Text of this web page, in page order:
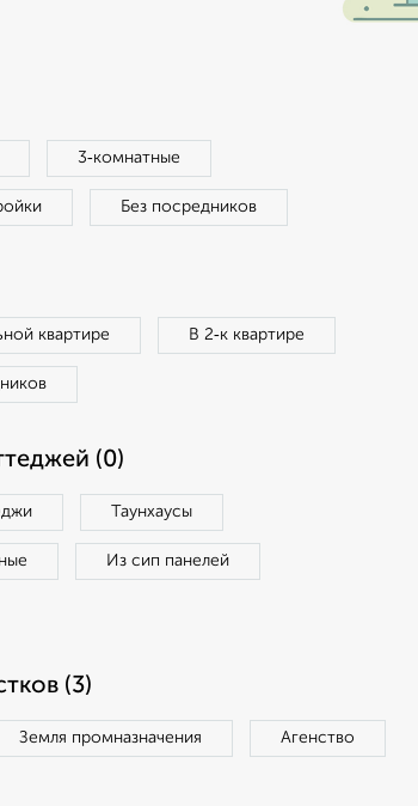
3‑комнатные
Без посредников
квартире В 2‑к квартире
(0)
Таунхаусы
Из сип панелей
(3)
Земля промназначения Агенство